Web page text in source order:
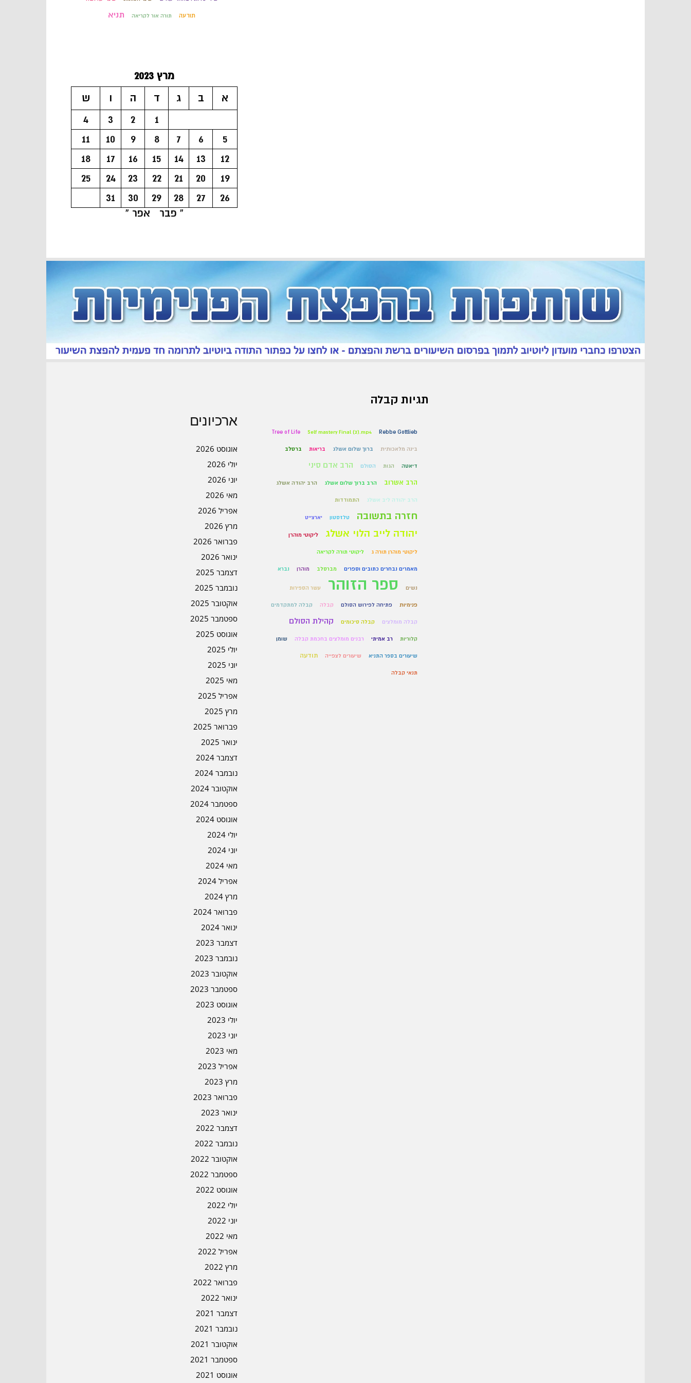
תודעה תורה אור לקריאה תניא
מרץ 2023
א
ב ג ד ה ו
ש
1
2
3
4
5
6
7
8
9
10
11
12
13
14
15
16
17
18
19
20
21
22
23
24
25
26
27
28
29
30
31
« פבר
אפר »
ארכיונים
אוגוסט 2026
יולי 2026
יוני 2026
מאי 2026
אפריל 2026
מרץ 2026
פברואר 2026
ינואר 2026
דצמבר 2025
נובמבר 2025
אוקטובר 2025
ספטמבר 2025
אוגוסט 2025
יולי 2025
יוני 2025
מאי 2025
אפריל 2025
מרץ 2025
פברואר 2025
ינואר 2025
דצמבר 2024
נובמבר 2024
אוקטובר 2024
ספטמבר 2024
אוגוסט 2024
יולי 2024
יוני 2024
מאי 2024
אפריל 2024
מרץ 2024
פברואר 2024
ינואר 2024
דצמבר 2023
נובמבר 2023
אוקטובר 2023
ספטמבר 2023
אוגוסט 2023
יולי 2023
יוני 2023
מאי 2023
אפריל 2023
מרץ 2023
פברואר 2023
ינואר 2023
דצמבר 2022
נובמבר 2022
אוקטובר 2022
ספטמבר 2022
אוגוסט 2022
יולי 2022
יוני 2022
מאי 2022
אפריל 2022
מרץ 2022
פברואר 2022
ינואר 2022
דצמבר 2021
נובמבר 2021
אוקטובר 2021
ספטמבר 2021
אוגוסט 2021
תגיות קבלה
Rebbe Gottlieb
Self mastery Final (2).mp4
Tree of Life
בינה מלאכותית ברוך שלום אשלג בריאות ברסלב
דיאטה הגות הסולם הרב אדם סיני
הרב אשרוב הרב ברוך שלום אשלג הרב יהודה אשלג
הרב יהודה ליב אשלג התמודדות
חזרה בתשובה טלזסטון יארצייט
יהודה לייב הלוי אשלג ליקוטי מוהרן
ליקוטי מוהרן תורה ג ליקוטי תורה לקריאה
מאמרים נבחרים כתובים וספרים מברסלב מוהרן נברא
נשים ספר הזוהר עשר הספירות
פנימיות פתיחה לפירוש הסולם קבלה קבלה למתקדמים
קבלה מומלצים קבלה סיכומים קהילת הסולם
קלוריות רב אמיתי רבנים מומלצים בחכמת קבלה שומן
שיעורים בספר התניא שיעורים לצפייה תודעה
תנאי קבלה